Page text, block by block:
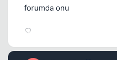
forumda onu